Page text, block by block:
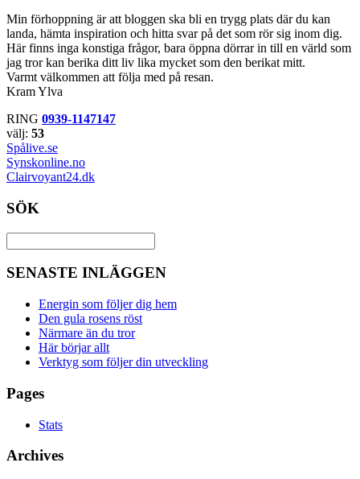
Min förhoppning är att bloggen ska bli en trygg plats där du kan
landa, hämta inspiration och hitta svar på det som rör sig inom dig.
Här finns inga konstiga frågor, bara öppna dörrar in till en värld som
jag tror kan berika ditt liv lika mycket som den berikat mitt.
Varmt välkommen att följa med på resan.
Kram Ylva
RING 0939-1147147
välj: 53
Spålive.se
Synskonline.no
Clairvoyant24.dk
SÖK
SENASTE INLÄGGEN
Energin som följer dig hem
Den gula rosens röst
Närmare än du tror
Här börjar allt
Verktyg som följer din utveckling
Pages
Stats
Archives